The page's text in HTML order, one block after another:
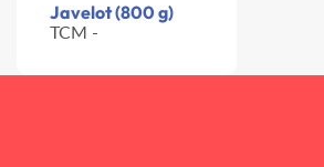
Javelot (800 g)
TCM -